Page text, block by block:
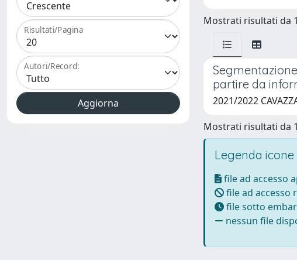
Risultati/Pagina
Autori/Record:
Mostrati risultati da
partire da
2021/2022
Mostrati risultati da
Legenda icone
file ad accesso
file ad accesso
file sotto
nessun file